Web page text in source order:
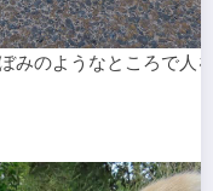
みのようなところで人